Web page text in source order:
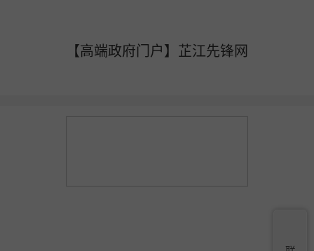
【高端政府门户】芷江先锋网